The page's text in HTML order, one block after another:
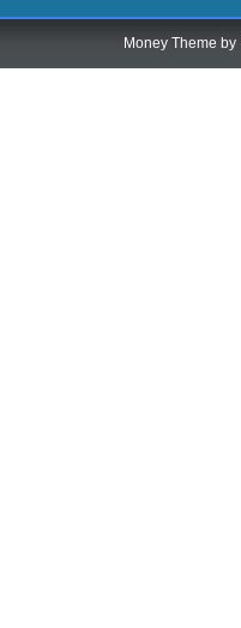
Money Theme by